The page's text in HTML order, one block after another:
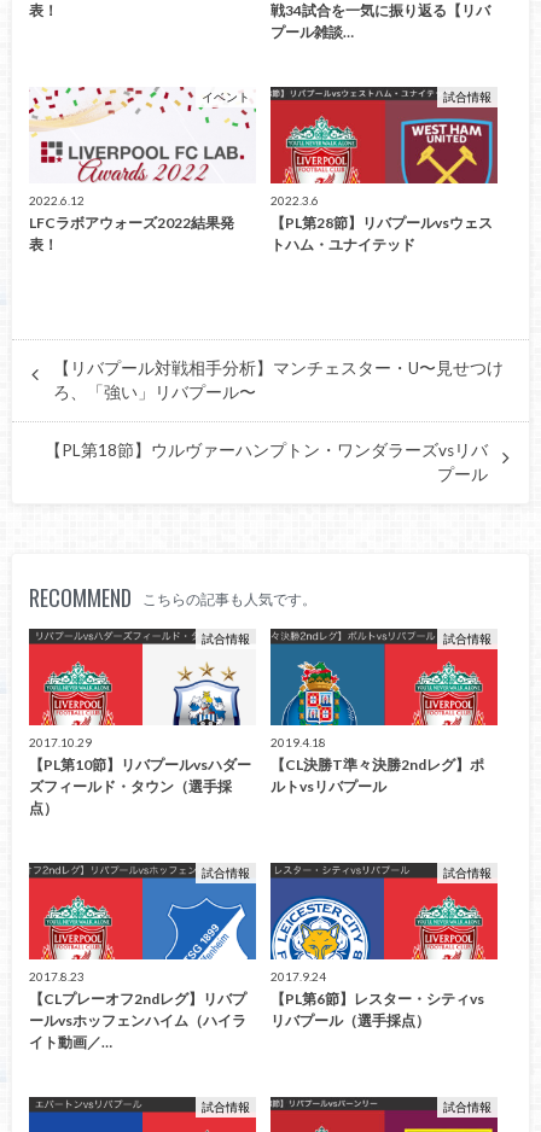
表！
戦34試合を一気に振り返る【リバ
プール雑談…
イベント
2022.6.12
LFCラボアウォーズ2022結果発
表！
試合情報
2022.3.6
【PL第28節】リバプールvsウェス
トハム・ユナイテッド
【リバプール対戦相手分析】マンチェスター・U〜見せつけ
ろ、「強い」リバプール〜
【PL第18節】ウルヴァーハンプトン・ワンダラーズvsリバ
プール
RECOMMEND こちらの記事も人気です。
試合情報
2017.10.29
【PL第10節】リバプールvsハダー
ズフィールド・タウン（選手採
点）
試合情報
2019.4.18
【CL決勝T準々決勝2ndレグ】ポ
ルトvsリバプール
試合情報
2017.8.23
【CLプレーオフ2ndレグ】リバプ
ールvsホッフェンハイム（ハイラ
イト動画／…
試合情報
2017.9.24
【PL第6節】レスター・シティvs
リバプール（選手採点）
試合情報 試合情報